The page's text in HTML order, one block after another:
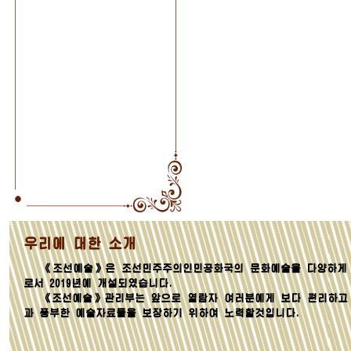
우리에 대한 소개
《조선예술》은 조선민주주의인민공화국의 문화예술을 다양하게
로서 2019년에 개설되였습니다.
《조선예술》관리부는 앞으로 열람자 여러분에게 보다 편리하고
과 풍부한 예술자료들을 보장하기 위하여 노력할것입니다.